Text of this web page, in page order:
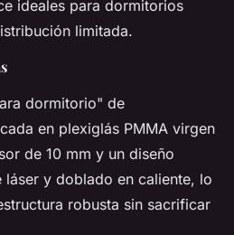
ideales para dormitorios
limitada.
dormitorio" de
en plexiglás PMMA virgen
de 10 mm y un diseño
y doblado en caliente, lo
robusta sin sacrificar